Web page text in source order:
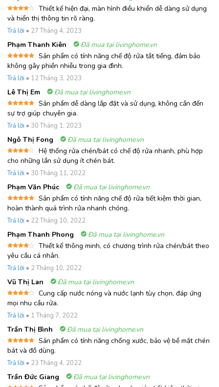
Được
xếp
hạng 4
5 sao
Thiết kế hiện đại, màn hình điều khiển dễ dàng sử dụng
và hiển thị thông tin rõ ràng.
Trả lời • 27 Tháng 4, 2023
Phạm Thanh Kiên Đã mua tại livinghome.vn
Được xếp
hạng55
sao
Sản phẩm có tính năng chế độ rửa tắt tiếng, đảm bảo
không gây phiền nhiễu trong gia đình.
Trả lời • 12 Tháng 3, 2023
Lê Thị Em Đã mua tại livinghome.vn
Được xếp
hạng 55
sao
Sản phẩm dễ dàng lắp đặt và sử dụng, không cần đến
sự trợ giúp chuyên gia.
Trả lời • 30 Tháng 1, 2023
Ngô Thị Fong Đã mua tại livinghome.vn
Được
xếp
hạng 4
5 sao
Hệ thống rửa chén/bát có chế độ rửa nhanh, phù hợp
cho những lần sử dụng ít chén bát.
Trả lời • 30 Tháng 11, 2022
Phạm Văn Phúc Đã mua tại livinghome.vn
Được xếp
hạng 5
5
sao
Sản phẩm có tính năng chế độ rửa tiết kiệm thời gian,
hoàn thành quá trình rửa nhanh chóng.
Trả lời • 22 Tháng 10, 2022
Phạm Thanh Phong Đã mua tại livinghome.vn
Được
xếp
hạng 4
5 sao
Thiết kế thông minh, có chương trình rửa chén/bát theo
yêu cầu cá nhân.
Trả lời • 2 Tháng 10, 2022
Vũ Thị Lan Đã mua tại livinghome.vn
Được
xếp
hạng 4
5 sao
Cung cấp nước nóng và nước lạnh tùy chọn, đáp ứng
mọi nhu cầu rửa.
Trả lời • 1 Tháng 7, 2022
Trần Thị Bình Đã mua tại livinghome.vn
Được xếp
hạng55
sao
Sản phẩm có tính năng chống xước, bảo vệ bề mặt chén
bát và đồ dùng.
Trả lời • 23 Tháng 4, 2022
Trần Đức Giang
Đã mua tại livinghome.vn